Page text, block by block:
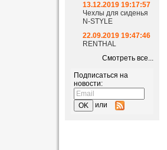
13.12.2019 19:17:57
Чехлы для сиденья
N-STYLE
22.09.2019 19:47:46
RENTHAL
Смотреть все...
Подписаться на
новости:
или